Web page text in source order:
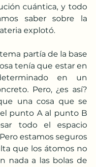
cuántica, y todo
saber sobre la
explotó.
partía de la base
tenía que estar en
en un
Pero, ¿es así?
una cosa que se
punto A al punto B
todo el espacio
estamos seguros
que los átomos no
nada a las bolas de